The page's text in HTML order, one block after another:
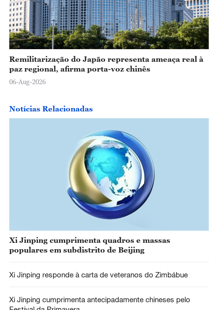
Remilitarização do Japão representa ameaça real à
paz regional, afirma porta-voz chinês
06-Aug-2026
Notícias Relacionadas
Xi Jinping cumprimenta quadros e massas
populares em subdistrito de Beijing
Xi Jinping responde à carta de veteranos do Zimbábue
Xi Jinping cumprimenta antecipadamente chineses pelo